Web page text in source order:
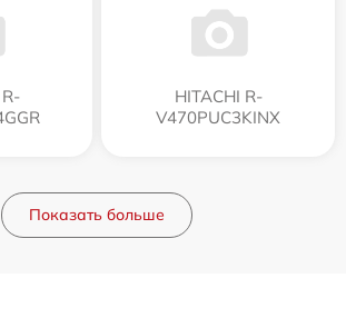
HITACHI R-
V470PUC3KINX
Показать больше